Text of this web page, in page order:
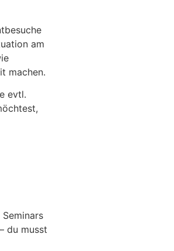
am
machen.
evtl.
du musst